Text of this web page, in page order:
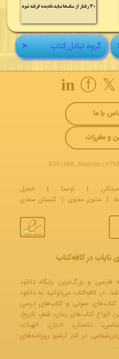
➤ گروه تبادل کتاب
𝕏
ⓕ
𝐢𝐧
با ما
و مقررات
RSS| XML Sitemap |
| اوستا |
انجیل
| مثنوی معنوی | گلستان سعدی
نایاب در کافه‌کتاب
فارسی و بزرگ‌ترین پایگاه دانلود
در کافه‌کتاب می‌توانید به دانلود
کتاب‌های صوتی و کتاب‌های درسی
انواع کتاب‌های رمان، شعر، تاریخ،
داستان، ادیان، الهیات،
در کنار آرشیو روزنامه‌های